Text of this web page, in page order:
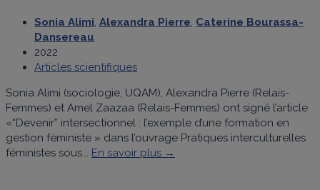
Sonia Alimi, Alexandra Pierre, Caterine Bourassa-
Dansereau
2022
Articles scientifiques
Sonia Alimi (sociologie, UQAM), Alexandra Pierre (Relais-
Femmes) et Amel Zaazaa (Relais-Femmes) ont signé l’article
«“Devenir” intersectionnel : l’exemple d’une formation en
gestion féministe » dans l’ouvrage Pratiques interculturelles
féministes sous... En savoir plus →